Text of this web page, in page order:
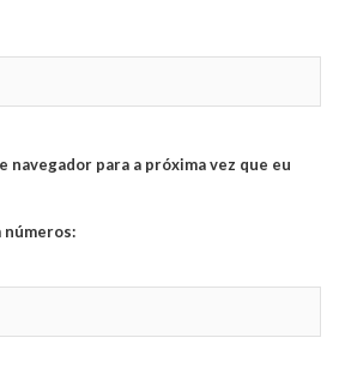
navegador para a próxima vez que eu
números: